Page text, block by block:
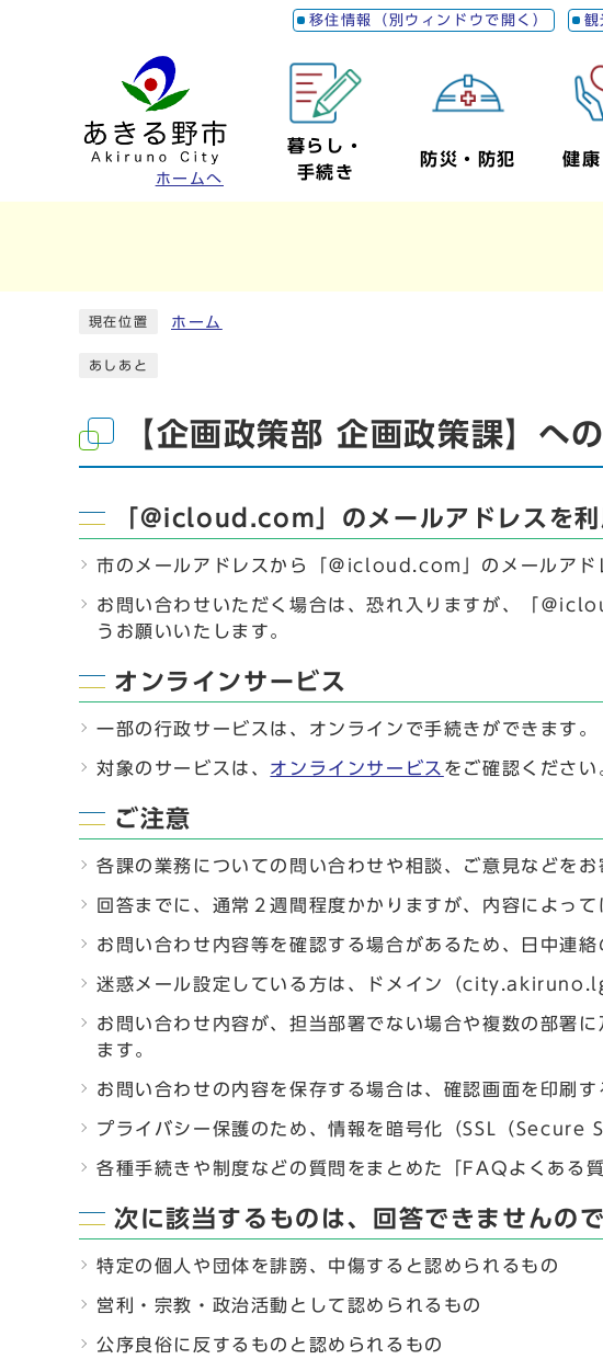
移住情報（別ウィンドウで開く） 観
ホームへ
暮らし・
手続き
防災・防犯 健
現在位置 ホーム
あしあと
【企画政策部 企画政策課】へ
「@icloud.com」のメールアドレスを
市のメールアドレスから「＠icloud.com」のメールアド
お問い合わせいただく場合は、恐れ入りますが、「＠
うお願いいたします。
オンラインサービス
一部の行政サービスは、オンラインで手続きができます。
対象のサービスは、 オンラインサービス をご確認ください
ご注意
各課の業務についての問い合わせや相談、ご意見などをお
回答までに、通常２週間程度かかりますが、内容によっ
お問い合わせ内容等を確認する場合があるため、日中連
迷惑メール設定している方は、ドメイン（
お問い合わせ内容が、担当部署でない場合や複数の部署
ます。
お問い合わせの内容を保存する場合は、確認画面を印刷
プライバシー保護のため、情報を暗号化（SSL（
各種手続きや制度などの質問をまとめた「FAQよくある
次に該当するものは、回答できませんの
特定の個人や団体を誹謗、中傷すると認められるもの
営利・宗教・政治活動として認められるもの
公序良俗に反するものと認められるもの